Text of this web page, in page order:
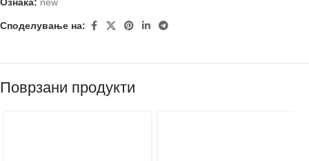
Споделување на:
Поврзани продукти